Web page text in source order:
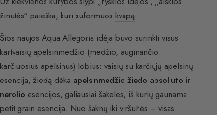
žinutės“ paieška, kuri suformuos kvapą.
Šios naujos Aqua Allegoria idėja buvo surinkti visus
kartvaisių apelsinmedžio (medžio, auginančio
karčiuosius apelsinus) lobius: vaisių su karčiųjų apelsinų
esencija, žiedą dėka apelsinmedžio žiedo absoliuto ir
nerolio esencijos, galiausiai šakeles, iš kurių gaunama
petit grain esencija. Nuo šaknų iki viršūnės – visas